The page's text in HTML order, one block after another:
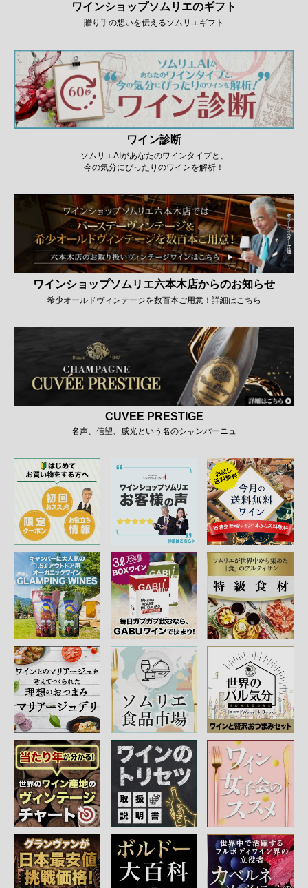
ワインショップソムリエのギフト
贈り手の想いを伝えるソムリエギフト
ワイン診断
ソムリエAIがあなたのワインタイプと、
今の気分にぴったりのワインを解析！
ワインショップソムリエ六本木店からのお知らせ
希少オールドヴィンテージを数百本ご用意！詳細はこちら
CUVEE PRESTIGE
名声、信望、威光という名のシャンパーニュ